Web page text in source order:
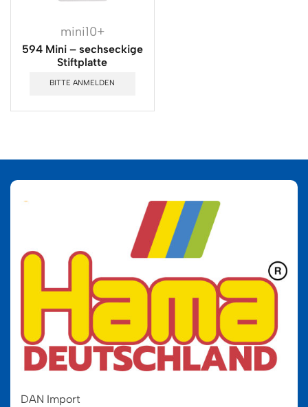
mini10+
594 Mini – sechseckige
Stiftplatte
BITTE ANMELDEN
DAN Import